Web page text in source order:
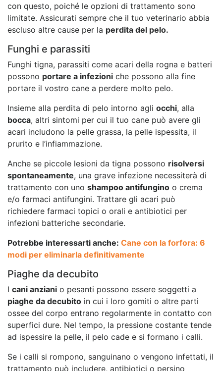
con questo, poiché le opzioni di trattamento sono
limitate. Assicurati sempre che il tuo veterinario abbia
escluso altre cause per la perdita del pelo.
Funghi e parassiti
Funghi tigna, parassiti come acari della rogna e batteri
possono portare a infezioni che possono alla fine
portare il vostro cane a perdere molto pelo.
Insieme alla perdita di pelo intorno agli occhi, alla
bocca, altri sintomi per cui il tuo cane può avere gli
acari includono la pelle grassa, la pelle ispessita, il
prurito e l’infiammazione.
Anche se piccole lesioni da tigna possono risolversi
spontaneamente, una grave infezione necessiterà di
trattamento con uno shampoo antifungino o crema
e/o farmaci antifungini. Trattare gli acari può
richiedere farmaci topici o orali e antibiotici per
infezioni batteriche secondarie.
Potrebbe interessarti anche: Cane con la forfora: 6
modi per eliminarla definitivamente
Piaghe da decubito
I cani anziani o pesanti possono essere soggetti a
piaghe da decubito in cui i loro gomiti o altre parti
ossee del corpo entrano regolarmente in contatto con
superfici dure. Nel tempo, la pressione costante tende
ad ispessire la pelle, il pelo cade e si formano i calli.
Se i calli si rompono, sanguinano o vengono infettati, il
trattamento può includere, antibiotici o persino